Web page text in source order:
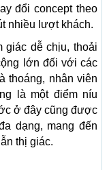
đổi concept theo
nhiều lượt khách.
giác dễ chịu, thoải
lớn đối với các
thoáng, nhân viên
là một điểm níu
ở đây cũng được
dạng, mang đến
thị giác.